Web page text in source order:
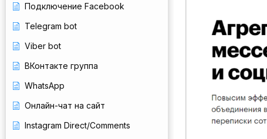
Подключение Facebook
Telegram bot
Viber bot
ВКонтакте группа
WhatsApp
Онлайн-чат на сайт
Instagram Direct/Comments